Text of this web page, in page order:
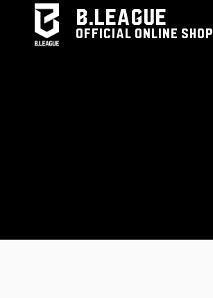
B.LEAGUE
OFFICIAL ONLINE SHOP